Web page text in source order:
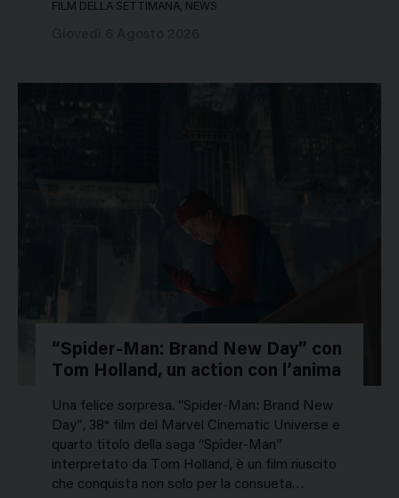
FILM DELLA SETTIMANA, NEWS
“Spider-Man: Brand New Day” con
Tom Holland, un action con l’anima
Una felice sorpresa. “Spider-Man: Brand New
Day”, 38° film del Marvel Cinematic Universe e
quarto titolo della saga “Spider-Man”
interpretato da Tom Holland, è un film riuscito
che conquista non solo per la consueta…